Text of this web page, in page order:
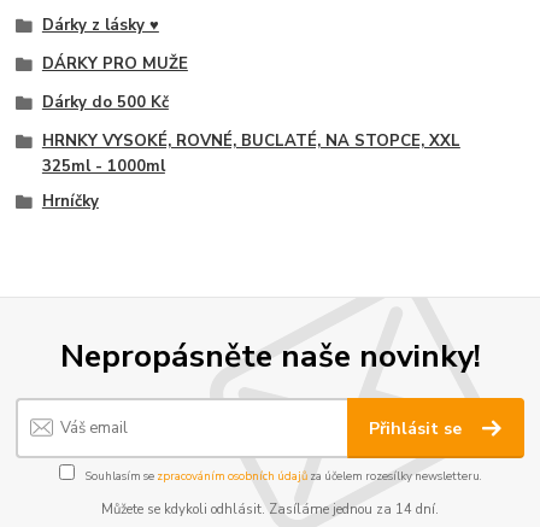
Dárky z lásky ♥
DÁRKY PRO MUŽE
Dárky do 500 Kč
HRNKY VYSOKÉ, ROVNÉ, BUCLATÉ, NA STOPCE, XXL
325ml - 1000ml
Hrníčky
Nepropásněte naše novinky!
Přihlásit se
Souhlasím se zpracováním osobních údajůza účelem rozesílky newsletteru.
Můžete se kdykoli odhlásit. Zasíláme jednou za 14 dní.